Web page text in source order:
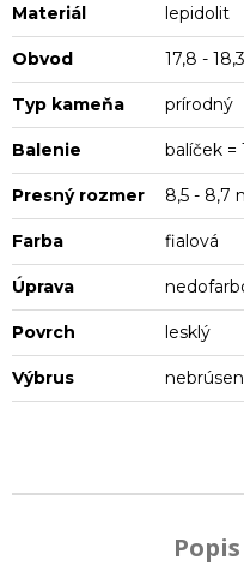
Materiál lepidolit
Obvod 17,8 -
Typ kameňa prírodný
Balenie balíček =
Presný rozmer 8,5 - 8,7
Farba fialová
Úprava
Povrch lesklý
Výbrus